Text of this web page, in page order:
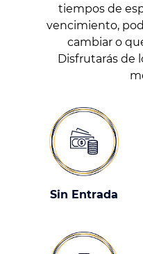
tiempos de
vencimiento,
cambiar o
Disfrutarás de
Sin Entrada